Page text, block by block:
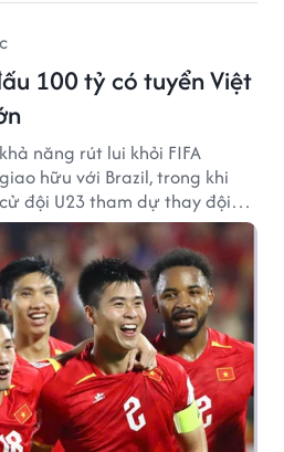
100 tỷ có tuyển Việt
năng rút lui khỏi FIFA
hữu với Brazil, trong khi
đội U23 tham dự thay đội